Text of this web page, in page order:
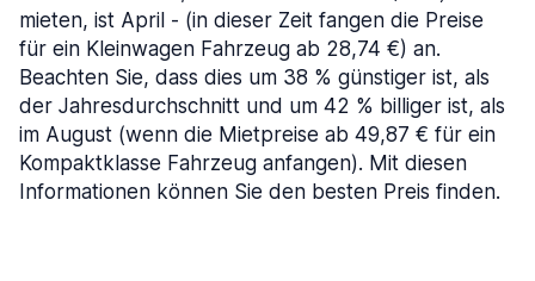
mieten, ist April - (in dieser Zeit fangen die Preise
für ein Kleinwagen Fahrzeug ab 28,74 €) an.
Beachten Sie, dass dies um 38 % günstiger ist, als
der Jahresdurchschnitt und um 42 % billiger ist, als
im August (wenn die Mietpreise ab 49,87 € für ein
Kompaktklasse Fahrzeug anfangen). Mit diesen
Informationen können Sie den besten Preis finden.